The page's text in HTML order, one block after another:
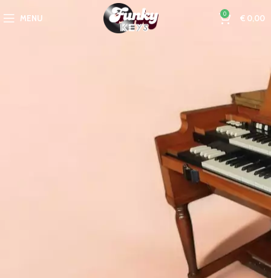
MENU 0 €0,00